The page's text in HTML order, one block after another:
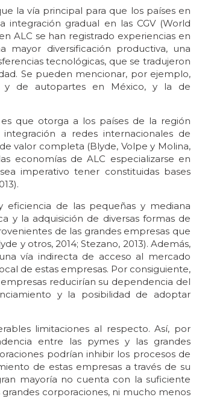
la vía principal para que los países en
integración gradual en las CGV (World
ALC se han registrado experiencias en
diversificación productiva, una
tecnológicas, que se tradujeron
Se pueden mencionar, por ejemplo,
y de autopartes en México, y la de
que otorga a los países de la región
a redes internacionales de
valor completa (Blyde, Volpe y Molina,
economías de ALC especializarse en
imperativo tener constituidas bases
de las pequeñas y mediana
y la adquisición de diversas formas de
de las grandes empresas que
y otros, 2014; Stezano, 2013). Además,
vía indirecta de acceso al mercado
de estas empresas. Por consiguiente,
reducirían su dependencia del
y la posibilidad de adoptar
limitaciones al respecto. Así, por
entre las pymes y las grandes
podrían inhibir los procesos de
de estas empresas a través de su
mayoría no cuenta con la suficiente
corporaciones, ni mucho menos